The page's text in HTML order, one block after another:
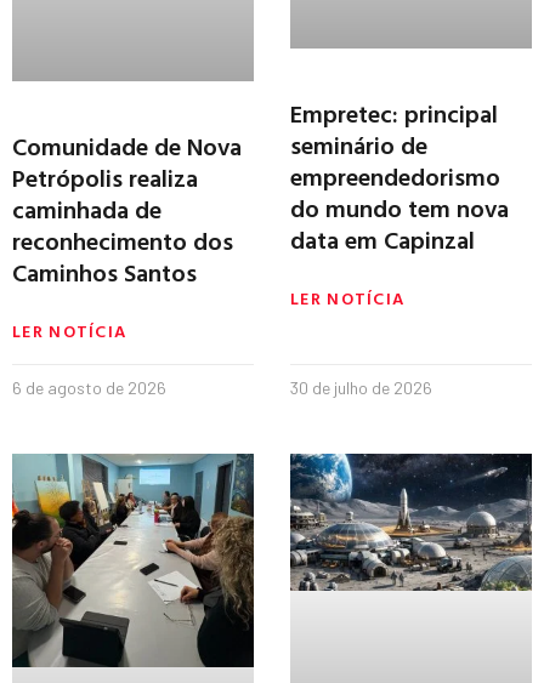
Comunidade de Nova
Petrópolis realiza
caminhada de
reconhecimento dos
Caminhos Santos
LER NOTÍCIA
6 de agosto de 2026
Empretec: principal
seminário de
empreendedorismo
do mundo tem nova
data em Capinzal
LER NOTÍCIA
30 de julho de 2026